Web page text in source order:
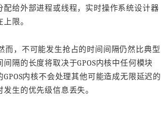
给外部进程或线程，实时操作系统设计器
限。
而，不可能发生抢占的时间间隔仍然比典型
隔的长度将取决于GPOS内核中任何模块
内核不会处理其他可能造成无限延迟的
生的优先级信息丢失。